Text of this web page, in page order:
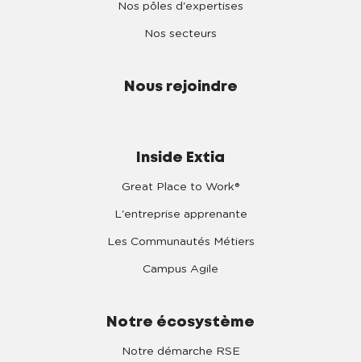
Nos pôles d'expertises
Nos secteurs
Nous rejoindre
Inside Extia
Great Place to Work®
L'entreprise apprenante
Les Communautés Métiers
Campus Agile
Notre écosystème
Notre démarche RSE